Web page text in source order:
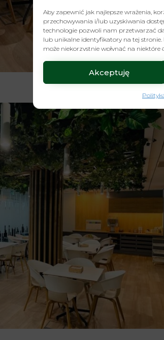
Aby zapewnić jak najlepsze wrażenia,
przechowywania i/lub uzyskiwania
technologie pozwoli nam przetwarzać
lub unikalne identyfikatory na tej
może niekorzystnie wpłynąć na niektóre
Akceptuję